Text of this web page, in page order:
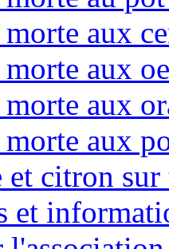
aux
aux
aux
aux
et citron
et